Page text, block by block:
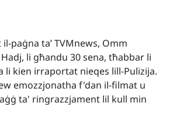
paġna ta’ TVMnews, Omm
li għandu 30 sena, tħabbar li
li kien irraportat nieqes lill-Pulizija.
emozzjonatha f'dan il-filmat u
ta' ringrazzjament lil kull min